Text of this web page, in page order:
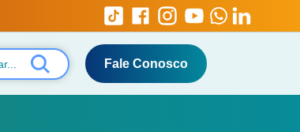
Fale Conosco